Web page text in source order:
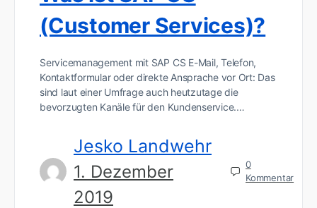
(Customer Services)?
Servicemanagement mit SAP CS E-Mail, Telefon,
Kontaktformular oder direkte Ansprache vor Ort: Das
sind laut einer Umfrage auch heutzutage die
bevorzugten Kanäle für den Kundenservice.…
Jesko Landwehr
1. Dezember
2019
0
Kommentar